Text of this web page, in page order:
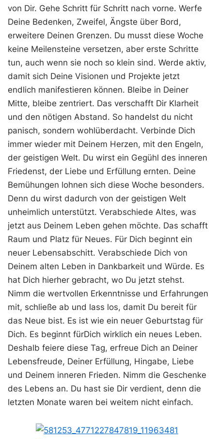
von Dir. Gehe Schritt für Schritt nach vorne. Werfe
Deine Bedenken, Zweifel, Ängste über Bord,
erweitere Deinen Grenzen. Du musst diese Woche
keine Meilensteine versetzen, aber erste Schritte
tun, auch wenn sie noch so klein sind. Werde aktiv,
damit sich Deine Visionen und Projekte jetzt
endlich manifestieren können. Bleibe in Deiner
Mitte, bleibe zentriert. Das verschafft Dir Klarheit
und den nötigen Abstand. So handelst du nicht
panisch, sondern wohlüberdacht. Verbinde Dich
immer wieder mit Deinem Herzen, mit den Engeln,
der geistigen Welt. Du wirst ein Gegühl des inneren
Friedenst, der Liebe und Erfüllung ernten. Deine
Bemühungen lohnen sich diese Woche besonders.
Denn du wirst dadurch von der geistigen Welt
unheimlich unterstützt. Verabschiede Altes, was
jetzt aus Deinem Leben gehen möchte. Das schafft
Raum und Platz für Neues. Für Dich beginnt ein
neuer Lebensabschitt. Verabschiede Dich von
Deinem alten Leben in Dankbarkeit und Würde. Es
hat Dich hierher gebracht, wo Du jetzt stehst.
Nimm die wertvollen Erkenntnisse und Erfahrungen
mit, schließe ab und lass los, damit Du bereit für
das Neue bist. Es ist wie ein neuer Geburtstag für
Dich. Es beginnt fürDich wirklich ein neues Leben.
Deshalb feiere diese Tag, erfreue Dich an Deiner
Lebensfreude, Deiner Erfüllung, Hingabe, Liebe
und Deinem inneren Frieden. Nimm die Geschenke
des Lebens an. Du hast sie Dir verdient, denn die
letzten Monate waren bei weitem nicht einfach.